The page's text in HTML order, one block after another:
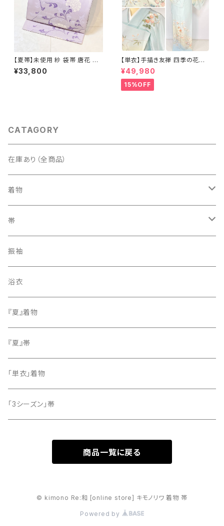
【夏帯】未使用 紗 袋帯 唐花 正
絹 紫 白 淡藤色 729
¥33,800
【単衣】手描き友禅 四季の花々
正絹 訪問着 水色 黄緑 白 パス
テルカラー 1431
¥49,980
15%OFF
CATAGORY
在庫あり（全商品）
着物
訪問着・付下げ
紬
色無地
小紋
留袖
帯
袋帯
名古屋帯
振袖
浴衣
『夏』着物
『夏』帯
「単衣」着物
「3シーズン」帯
商品一覧に戻る
© kimono Re:和 [online store] キモノリワ 着物 帯
Powered by